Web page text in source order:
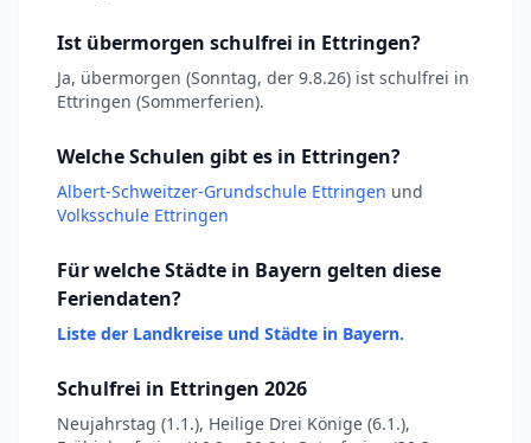
Ist übermorgen schulfrei in Ettringen?
Ja, übermorgen (Sonntag, der 9.8.26) ist schulfrei in
Ettringen (Sommerferien).
Welche Schulen gibt es in Ettringen?
Albert-Schweitzer-Grundschule Ettringen und
Volksschule Ettringen
Für welche Städte in Bayern gelten diese
Feriendaten?
Liste der Landkreise und Städte in Bayern.
Schulfrei in Ettringen 2026
Neujahrstag (1.1.), Heilige Drei Könige (6.1.),